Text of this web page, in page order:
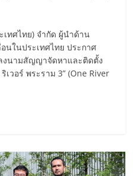
เทศไทย) จำกัด ผู้นำด้าน
นในประเทศไทย ประกาศ
งนามสัญญาจัดหาและติดตั้ง
วอร์ พระราม 3” (One River